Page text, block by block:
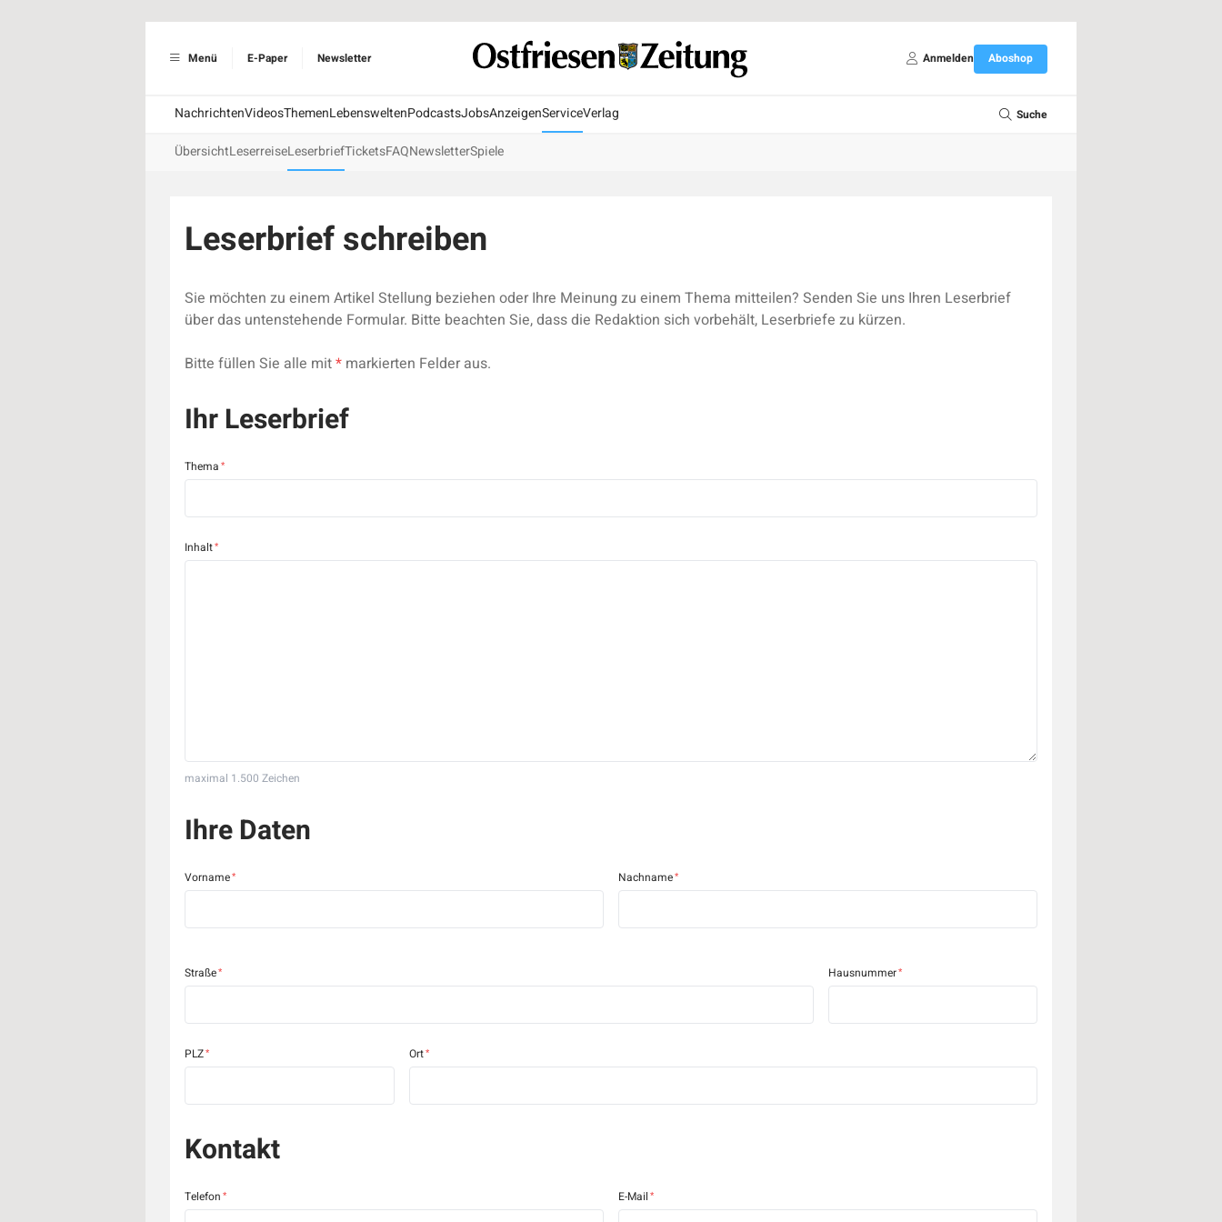
Menü E-Paper Newsletter Anmelden Aboshop
NachrichtenVideosThemenLebensweltenPodcastsJobsAnzeigenServiceVerlag Suche
ÜbersichtLeserreiseLeserbriefTicketsFAQNewsletterSpiele
Leserbrief schreiben
Sie möchten zu einem Artikel Stellung beziehen oder Ihre Meinung zu einem Thema mitteilen? Senden Sie uns Ihren Leserbrief
über das untenstehende Formular. Bitte beachten Sie, dass die Redaktion sich vorbehält, Leserbriefe zu kürzen.
Bitte füllen Sie alle mit* markierten Felder aus.
Ihr Leserbrief
Thema
Inhalt
maximal 1.500 Zeichen
Ihre Daten
Vorname Nachname
Straße Hausnummer
PLZ Ort
Kontakt
Telefon E-Mail